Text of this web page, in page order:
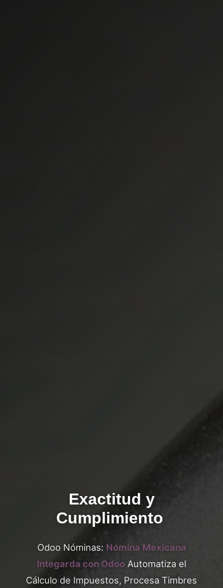
Exactitud y
Cumplimiento
Odoo Nóminas: Nómina Mexicana
Integarda con Odoo Automatiza el
Cálculo de Impuestos, Procesa Timbres